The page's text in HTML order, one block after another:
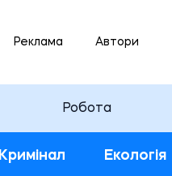
Реклама Автори
Робота
Кримінал Екологія